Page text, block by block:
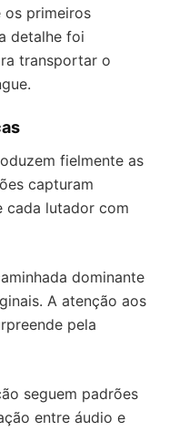
os primeiros
detalhe foi
transportar o
fielmente as
capturam
cada lutador com
dominante
A atenção aos
pela
seguem padrões
entre áudio e